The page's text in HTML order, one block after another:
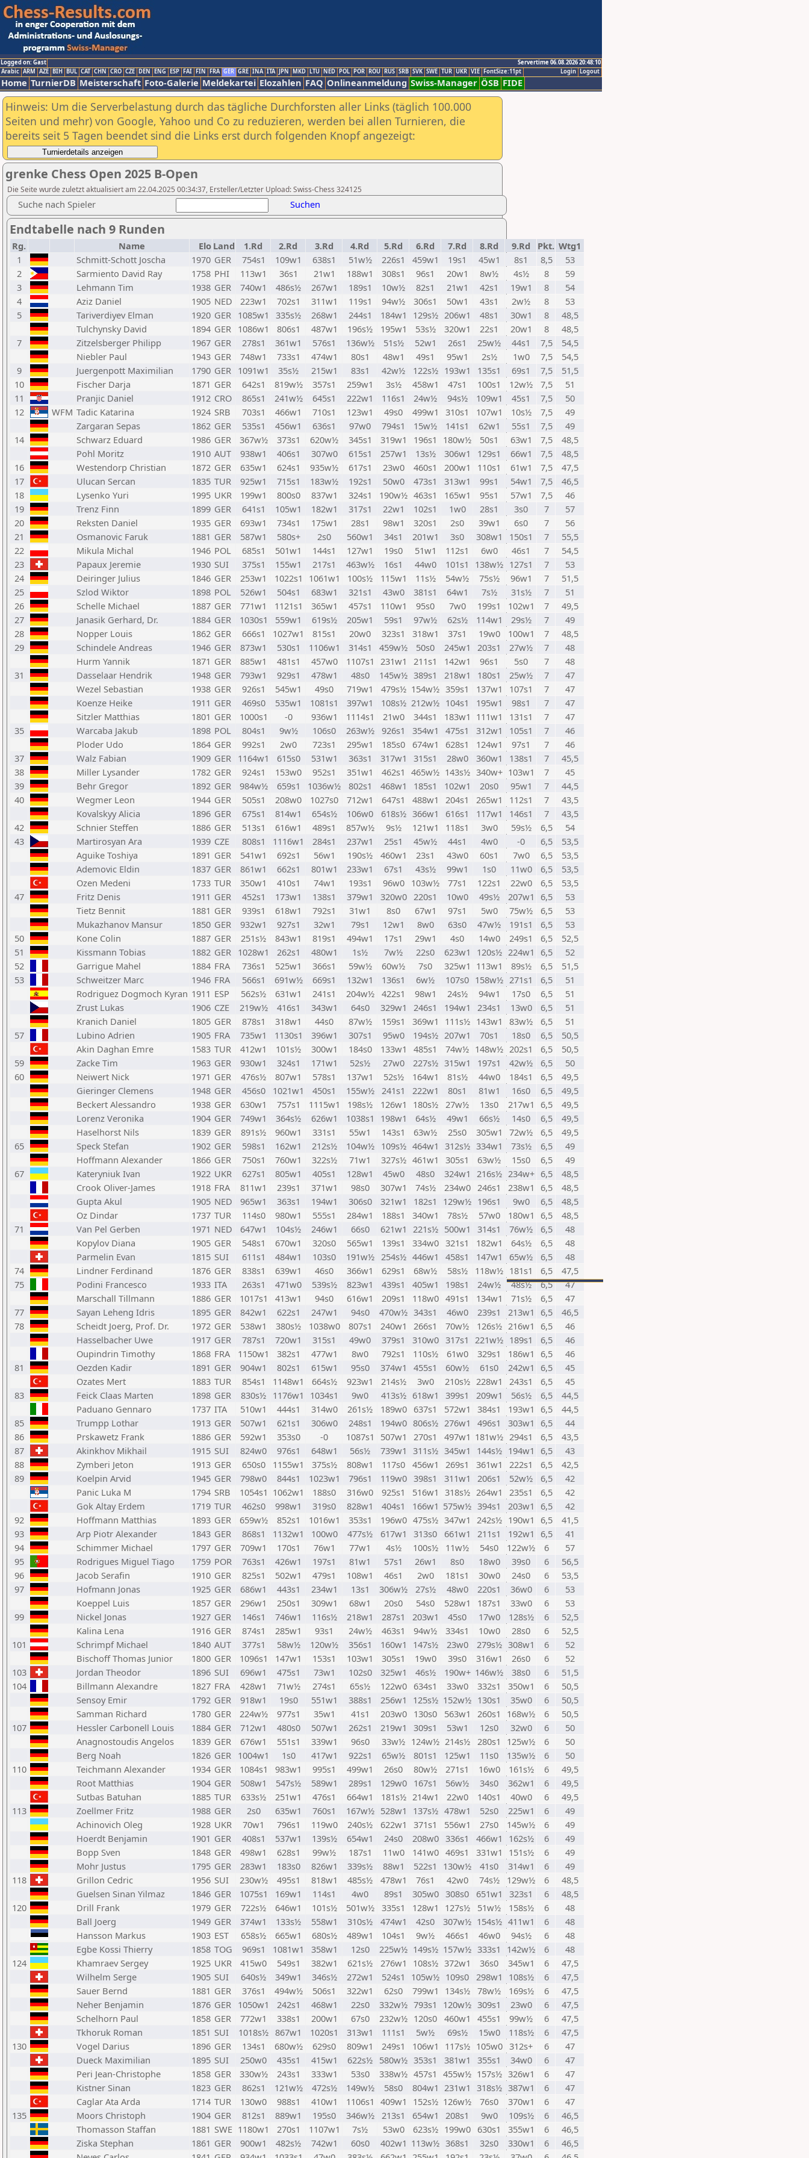
Logged on: Gast
Servertime 06.08.2026 20:48:10
Logout
Login
Arabic ARM AZE BIH BUL CAT CHN CRO CZE DEN ENG ESP FAI FIN FRA GER GRE INA ITA JPN MKD LTU NED POL POR ROU RUS SRB SVK SWE TUR UKR VIE FontSize:11pt
Home TurnierDB Meisterschaft Foto-Galerie Meldekartei Elozahlen FAQ Onlineanmeldung Swiss-Manager ÖSB FIDE
Hinweis: Um die Serverbelastung durch das tägliche Durchforsten aller Links (täglich 100.000
Seiten und mehr) von Google, Yahoo und Co zu reduzieren, werden bei allen Turnieren, die
bereits seit 5 Tagen beendet sind die Links erst durch folgenden Knopf angezeigt:
grenke Chess Open 2025 B-Open
Die Seite wurde zuletzt aktualisiert am 22.04.2025 00:34:37, Ersteller/Letzter Upload: Swiss-Chess 324125
Suche nach Spieler Suchen
Endtabelle nach 9 Runden
Rg. Name Elo Land 1.Rd 2.Rd 3.Rd 4.Rd 5.Rd 6.Rd 7.Rd 8.Rd 9.Rd Pkt. Wtg1
1
Schmitt-Schott Joscha 1970 GER 754s1 109w1 638s1 51w½ 226s1 459w1 19s1 45w1 8s1 8,5
53
2
Sarmiento David Ray 1758 PHI 113w1 36s1 21w1 188w1 308s1 96s1 20w1 8w½ 4s½ 8
59
3
Lehmann Tim 1938 GER 740w1 486s½ 267w1 189s1 10w½ 82s1 21w1 42s1 19w1 8
54
4
Aziz Daniel 1905 NED 223w1 702s1 311w1 119s1 94w½ 306s1 50w1 43s1 2w½ 8
53
5
Tariverdiyev Elman 1920 GER 1085w1 335s½ 268w1 244s1 184w1 129s½ 206w1 48s1 30w1 8
48,5
Tulchynsky David
1894 GER 1086w1 806s1 487w1 196s½ 195w1 53s½ 320w1 22s1 20w1 8
48,5
7
Zitzelsberger Philipp 1967 GER 278s1 361w1 576s1 136w½ 51s½ 52w1 26s1 25w½ 44s1 7,5
54,5
Niebler Paul
1943 GER 748w1 733s1 474w1 80s1 48w1 49s1 95w1 2s½ 1w0 7,5
54,5
9
Juergenpott Maximilian 1790 GER 1091w1 35s½ 215w1 83s1 42w½ 122s½ 193w1 135s1 69s1 7,5
51,5
10
Fischer Darja 1871 GER 642s1 819w½ 357s1 259w1 3s½ 458w1 47s1 100s1 12w½ 7,5
51
11
Pranjic Daniel 1912 CRO 865s1 241w½ 645s1 222w1 116s1 24w½ 94s½ 109w1 45s1 7,5
50
12
WFM Tadic Katarina 1924 SRB 703s1 466w1 710s1 123w1 49s0 499w1 310s1 107w1 10s½ 7,5
49
Zargaran Sepas
1862 GER 535s1 456w1 636s1 97w0 794s1 15w½ 141s1 62w1 55s1 7,5
49
14
Schwarz Eduard 1986 GER 367w½ 373s1 620w½ 345s1 319w1 196s1 180w½ 50s1 63w1 7,5
48,5
Pohl Moritz
1910 AUT 938w1 406s1 307w0 615s1 257w1 13s½ 306w1 129s1 66w1 7,5
48,5
16
Westendorp Christian 1872 GER 635w1 624s1 935w½ 617s1 23w0 460s1 200w1 110s1 61w1 7,5
47,5
17
Ulucan Sercan 1835 TUR 925w1 715s1 183w½ 192s1 50w0 473s1 313w1 99s1 54w1 7,5
46,5
18
Lysenko Yuri 1995 UKR 199w1 800s0 837w1 324s1 190w½ 463s1 165w1 95s1 57w1 7,5
46
19
Trenz Finn 1899 GER 641s1 105w1 182w1 317s1 22w1 102s1 1w0 28s1 3s0 7
57
20
Reksten Daniel 1935 GER 693w1 734s1 175w1 28s1 98w1 320s1 2s0 39w1 6s0 7
56
21
Osmanovic Faruk 1881 GER 587w1 580s+ 2s0 560w1 34s1 201w1 3s0 308w1 150s1 7
55,5
22
Mikula Michal 1946 POL 685s1 501w1 144s1 127w1 19s0 51w1 112s1 6w0 46s1 7
54,5
23
Papaux Jeremie 1930 SUI 375s1 155w1 217s1 463w½ 16s1 44w0 101s1 138w½ 127s1 7
53
24
Deiringer Julius 1846 GER 253w1 1022s1 1061w1 100s½ 115w1 11s½ 54w½ 75s½ 96w1 7
51,5
25
Szlod Wiktor 1898 POL 526w1 504s1 683w1 321s1 43w0 381s1 64w1 7s½ 31s½ 7
51
26
Schelle Michael 1887 GER 771w1 1121s1 365w1 457s1 110w1 95s0 7w0 199s1 102w1 7
49,5
27
Janasik Gerhard, Dr. 1884 GER 1030s1 559w1 619s½ 205w1 59s1 97w½ 62s½ 114w1 29s½ 7
49
28
Nopper Louis 1862 GER 666s1 1027w1 815s1 20w0 323s1 318w1 37s1 19w0 100w1 7
48,5
29
Schindele Andreas 1946 GER 873w1 530s1 1106w1 314s1 459w½ 50s0 245w1 203s1 27w½ 7
48
Hurm Yannik
1871 GER 885w1 481s1 457w0 1107s1 231w1 211s1 142w1 96s1 5s0 7
48
31
Dasselaar Hendrik 1948 GER 793w1 929s1 478w1 48s0 145w½ 389s1 218w1 180s1 25w½ 7
47
Wezel Sebastian
1938 GER 926s1 545w1 49s0 719w1 479s½ 154w½ 359s1 137w1 107s1 7
47
Koenze Heike
1911 GER 469s0 535w1 1081s1 397w1 108s½ 212w½ 104s1 195w1 98s1 7
47
Sitzler Matthias
1801 GER 1000s1 -0 936w1 1114s1 21w0 344s1 183w1 111w1 131s1 7
47
35
Warcaba Jakub 1898 POL 804s1 9w½ 106s0 263w½ 926s1 354w1 475s1 312w1 105s1 7
46
Ploder Udo
1864 GER 992s1 2w0 723s1 295w1 185s0 674w1 628s1 124w1 97s1 7
46
37
Walz Fabian 1909 GER 1164w1 615s0 531w1 363s1 317w1 315s1 28w0 360w1 138s1 7
45,5
38
Miller Lysander 1782 GER 924s1 153w0 952s1 351w1 462s1 465w½ 143s½ 340w+ 103w1 7
45
39
Behr Gregor 1892 GER 984w½ 659s1 1036w½ 802s1 468w1 185s1 102w1 20s0 95w1 7
44,5
40
Wegmer Leon 1944 GER 505s1 208w0 1027s0 712w1 647s1 488w1 204s1 265w1 112s1 7
43,5
Kovalskyy Alicia
1896 GER 675s1 814w1 654s½ 106w0 618s½ 366w1 616s1 117w1 146s1 7
43,5
42
Schnier Steffen 1886 GER 513s1 616w1 489s1 857w½ 9s½ 121w1 118s1 3w0 59s½ 6,5
54
43
Martirosyan Ara 1939 CZE 808s1 1116w1 284s1 237w1 25s1 45w½ 44s1 4w0 -0 6,5
53,5
Aguike Toshiya
1891 GER 541w1 692s1 56w1 190s½ 460w1 23s1 43w0 60s1 7w0 6,5
53,5
Ademovic Eldin
1837 GER 861w1 662s1 801w1 233w1 67s1 43s½ 99w1 1s0 11w0 6,5
53,5
Ozen Medeni
1733 TUR 350w1 410s1 74w1 193s1 96w0 103w½ 77s1 122s1 22w0 6,5
53,5
47
Fritz Denis 1911 GER 452s1 173w1 138s1 379w1 320w0 220s1 10w0 49s½ 207w1 6,5
53
Tietz Bennit
1881 GER 939s1 618w1 792s1 31w1 8s0 67w1 97s1 5w0 75w½ 6,5
53
Mukazhanov Mansur
1850 GER 932w1 927s1 32w1 79s1 12w1 8w0 63s0 47w½ 191s1 6,5
53
50
Kone Colin 1887 GER 251s½ 843w1 819s1 494w1 17s1 29w1 4s0 14w0 249s1 6,5
52,5
51
Kissmann Tobias 1882 GER 1028w1 262s1 480w1 1s½ 7w½ 22s0 623w1 120s½ 224w1 6,5
52
52
Garrigue Mahel 1884 FRA 736s1 525w1 366s1 59w½ 60w½ 7s0 325w1 113w1 89s½ 6,5
51,5
53
Schweitzer Marc 1946 FRA 566s1 691w½ 669s1 132w1 136s1 6w½ 107s0 158w½ 271s1 6,5
51
Rodriguez Dogmoch Kyran 1911 ESP 562s½ 631w1 241s1 204w½ 422s1 98w1 24s½ 94w1 17s0 6,5
51
Zrust Lukas
1906 CZE 219w½ 416s1 343w1 64s0 329w1 246s1 194w1 234s1 13w0 6,5
51
Kranich Daniel
1805 GER 878s1 318w1 44s0 87w½ 159s1 369w1 111s½ 143w1 83w½ 6,5
51
57
Lubino Adrien 1905 FRA 735w1 1130s1 396w1 307s1 95w0 194s½ 207w1 70s1 18s0 6,5
50,5
Akin Daghan Emre
1583 TUR 412w1 101s½ 300w1 184s0 133w1 485s1 74w½ 148w½ 202s1 6,5
50,5
59
Zacke Tim 1963 GER 930w1 324s1 171w1 52s½ 27w0 227s½ 315w1 197s1 42w½ 6,5
50
60
Neiwert Nick 1971 GER 476s½ 807w1 578s1 137w1 52s½ 164w1 81s½ 44w0 184s1 6,5
49,5
Gieringer Clemens
1948 GER 456s0 1021w1 450s1 155w½ 241s1 222w1 80s1 81w1 16s0 6,5
49,5
Beckert Alessandro
1938 GER 630w1 757s1 1115w1 198s½ 126w1 180s½ 27w½ 13s0 217w1 6,5
49,5
Lorenz Veronika
1904 GER 749w1 364s½ 626w1 1038s1 198w1 64s½ 49w1 66s½ 14s0 6,5
49,5
Haselhorst Nils
1839 GER 891s½ 960w1 331s1 55w1 143s1 63w½ 25s0 305w1 72w½ 6,5
49,5
65
Speck Stefan 1902 GER 598s1 162w1 212s½ 104w½ 109s½ 464w1 312s½ 334w1 73s½ 6,5
49
Hoffmann Alexander
1866 GER 750s1 760w1 322s½ 71w1 327s½ 461w1 305s1 63w½ 15s0 6,5
49
67
Kateryniuk Ivan 1922 UKR 627s1 805w1 405s1 128w1 45w0 48s0 324w1 216s½ 234w+ 6,5
48,5
Crook Oliver-James
1918 FRA 811w1 239s1 371w1 98s0 307w1 74s½ 234w0 246s1 238w1 6,5
48,5
Gupta Akul
1905 NED 965w1 363s1 194w1 306s0 321w1 182s1 129w½ 196s1 9w0 6,5
48,5
Oz Dindar
1737 TUR 114s0 980w1 555s1 284w1 188s1 340w1 78s½ 57w0 180w1 6,5
48,5
71
Van Pel Gerben 1971 NED 647w1 104s½ 246w1 66s0 621w1 221s½ 500w1 314s1 76w½ 6,5
48
Kopylov Diana
1905 GER 548s1 670w1 320s0 565w1 139s1 334w0 321s1 182w1 64s½ 6,5
48
Parmelin Evan
1815 SUI 611s1 484w1 103s0 191w½ 254s½ 446w1 458s1 147w1 65w½ 6,5
48
74
Lindner Ferdinand 1876 GER 838s1 639w1 46s0 366w1 629s1 68w½ 58s½ 118w½ 181s1 6,5
47,5
75
Podini Francesco 1933 ITA 263s1 471w0 539s½ 823w1 439s1 405w1 198s1 24w½ 48s½ 6,5
47
Marschall Tillmann
1886 GER 1017s1 413w1 94s0 616w1 209s1 118w0 491s1 134w1 71s½ 6,5
47
77
Sayan Leheng Idris 1895 GER 842w1 622s1 247w1 94s0 470w½ 343s1 46w0 239s1 213w1 6,5
46,5
78
Scheidt Joerg, Prof. Dr. 1972 GER 538w1 380s½ 1038w0 807s1 240w1 266s1 70w½ 126s½ 216w1 6,5
46
Hasselbacher Uwe
1917 GER 787s1 720w1 315s1 49w0 379s1 310w0 317s1 221w½ 189s1 6,5
46
Oupindrin Timothy
1868 FRA 1150w1 382s1 477w1 8w0 792s1 110s½ 61w0 329s1 186w1 6,5
46
81
Oezden Kadir 1891 GER 904w1 802s1 615w1 95s0 374w1 455s1 60w½ 61s0 242w1 6,5
45
Ozates Mert
1883 TUR 854s1 1148w1 664s½ 923w1 214s½ 3w0 210s½ 228w1 243s1 6,5
45
83
Feick Claas Marten 1898 GER 830s½ 1176w1 1034s1 9w0 413s½ 618w1 399s1 209w1 56s½ 6,5
44,5
Paduano Gennaro
1737 ITA 510w1 444s1 314w0 261s½ 189w0 637s1 572w1 384s1 193w1 6,5
44,5
85
Trumpp Lothar 1913 GER 507w1 621s1 306w0 248s1 194w0 806s½ 276w1 496s1 303w1 6,5
44
86
Prskawetz Frank 1886 GER 592w1 353s0 -0 1087s1 507w1 270s1 497w1 181w½ 294s1 6,5
43,5
87
Akinkhov Mikhail 1915 SUI 824w0 976s1 648w1 56s½ 739w1 311s½ 345w1 144s½ 194w1 6,5
43
88
Zymberi Jeton 1913 GER 650s0 1155w1 375s½ 808w1 117s0 456w1 269s1 361w1 222s1 6,5
42,5
89
Koelpin Arvid 1945 GER 798w0 844s1 1023w1 796s1 119w0 398s1 311w1 206s1 52w½ 6,5
42
Panic Luka M
1794 SRB 1054s1 1062w1 188s0 316w0 925s1 516w1 318s½ 264w1 235s1 6,5
42
Gok Altay Erdem
1719 TUR 462s0 998w1 319s0 828w1 404s1 166w1 575w½ 394s1 203w1 6,5
42
92
Hoffmann Matthias 1893 GER 659w½ 852s1 1016w1 353s1 196w0 475s½ 347w1 242s½ 190w1 6,5
41,5
93
Arp Piotr Alexander 1843 GER 868s1 1132w1 100w0 477s½ 617w1 313s0 661w1 211s1 192w1 6,5
41
94
Schimmer Michael 1797 GER 709w1 170s1 76w1 77w1 4s½ 100s½ 11w½ 54s0 122w½ 6
57
95
Rodrigues Miguel Tiago 1759 POR 763s1 426w1 197s1 81w1 57s1 26w1 8s0 18w0 39s0 6
56,5
96
Jacob Serafin 1910 GER 825s1 502w1 479s1 108w1 46s1 2w0 181s1 30w0 24s0 6
53,5
97
Hofmann Jonas 1925 GER 686w1 443s1 234w1 13s1 306w½ 27s½ 48w0 220s1 36w0 6
53
Koeppel Luis
1857 GER 296w1 250s1 309w1 68w1 20s0 54s0 528w1 187s1 33w0 6
53
99
Nickel Jonas 1927 GER 146s1 746w1 116s½ 218w1 287s1 203w1 45s0 17w0 128s½ 6
52,5
Kalina Lena
1916 GER 874s1 285w1 93s1 24w½ 463s1 94w½ 334s1 10w0 28s0 6
52,5
101
Schrimpf Michael 1840 AUT 377s1 58w½ 120w½ 356s1 160w1 147s½ 23w0 279s½ 308w1 6
52
Bischoff Thomas Junior
1800 GER 1096s1 147w1 153s1 103w1 305s1 19w0 39s0 316w1 26s0 6
52
103
Jordan Theodor 1896 SUI 696w1 475s1 73w1 102s0 325w1 46s½ 190w+ 146w½ 38s0 6
51,5
104
Billmann Alexandre 1827 FRA 428w1 71w½ 274s1 65s½ 122w0 634s1 33w0 332s1 350w1 6
50,5
Sensoy Emir
1792 GER 918w1 19s0 551w1 388s1 256w1 125s½ 152w½ 130s1 35w0 6
50,5
Samman Richard
1780 GER 224w½ 977s1 35w1 41s1 203w0 130s0 563w1 260s1 168w½ 6
50,5
107
Hessler Carbonell Louis 1884 GER 712w1 480s0 507w1 262s1 219w1 309s1 53w1 12s0 32w0 6
50
Anagnostoudis Angelos
1839 GER 676w1 551s1 339w1 96s0 33w½ 124w½ 214s½ 280s1 125w½ 6
50
Berg Noah
1826 GER 1004w1 1s0 417w1 922s1 65w½ 801s1 125w1 11s0 135w½ 6
50
110
Teichmann Alexander 1934 GER 1084s1 983w1 995s1 499w1 26s0 80w½ 271s1 16w0 161s½ 6
49,5
Root Matthias
1904 GER 508w1 547s½ 589w1 289s1 129w0 167s1 56w½ 34s0 362w1 6
49,5
Sutbas Batuhan
1885 TUR 633s½ 251w1 476s1 664w1 181s½ 214w1 22w0 140s1 40w0 6
49,5
113
Zoellmer Fritz 1988 GER 2s0 635w1 760s1 167w½ 528w1 137s½ 478w1 52s0 225w1 6
49
Achinovich Oleg
1928 UKR 70w1 796s1 119w0 240s½ 622w1 371s1 556w1 27s0 145w½ 6
49
Hoerdt Benjamin
1901 GER 408s1 537w1 139s½ 654w1 24s0 208w0 336s1 466w1 162s½ 6
49
Bopp Sven
1848 GER 498w1 628s1 99w½ 187s1 11w0 141w0 469s1 331w1 151s½ 6
49
Mohr Justus
1795 GER 283w1 183s0 826w1 339s½ 88w1 522s1 130w½ 41s0 314w1 6
49
118
Grillon Cedric 1956 SUI 230w½ 495s1 818w1 485s½ 478w1 76s1 42w0 74s½ 129w½ 6
48,5
Guelsen Sinan Yilmaz
1846 GER 1075s1 169w1 114s1 4w0 89s1 305w0 308s0 651w1 323s1 6
48,5
120
Drill Frank 1979 GER 722s½ 646w1 101s½ 501w½ 335s1 128w1 127s½ 51w½ 158s½ 6
48
Ball Joerg
1949 GER 374w1 133s½ 558w1 310s½ 474w1 42s0 307w½ 154s½ 411w1 6
48
Hansson Markus
1903 EST 658s½ 665w1 680s½ 489w1 104s1 9w½ 466s1 46w0 94s½ 6
48
Egbe Kossi Thierry
1858 TOG 969s1 1081w1 358w1 12s0 225w½ 149s½ 157w½ 333s1 142w½ 6
48
124
Khamraev Sergey 1925 UKR 415w0 549s1 382w1 621s½ 276w1 108s½ 372w1 36s0 345w1 6
47,5
Wilhelm Serge
1905 SUI 640s½ 349w1 346s½ 272w1 524s1 105w½ 109s0 298w1 108s½ 6
47,5
Sauer Bernd
1881 GER 376s1 494w½ 506s1 322w1 62s0 799w1 134s½ 78w½ 169s½ 6
47,5
Neher Benjamin
1876 GER 1050w1 242s1 468w1 22s0 332w½ 793s1 120w½ 309s1 23w0 6
47,5
Schelhorn Paul
1858 GER 772w1 338s1 200w1 67s0 232w½ 120s0 460w1 455s1 99w½ 6
47,5
Tkhoruk Roman
1851 SUI 1018s½ 867w1 1020s1 313w1 111s1 5w½ 69s½ 15w0 118s½ 6
47,5
130
Vogel Darius 1896 GER 134s1 680w½ 629s0 809w1 249s1 106w1 117s½ 105w0 312s+ 6
47
Dueck Maximilian
1895 SUI 250w0 435s1 415w1 622s½ 580w½ 353s1 381w1 355s1 34w0 6
47
Peri Jean-Christophe
1858 GER 330w½ 243s1 333w1 53s0 338w½ 457s1 455w½ 157s½ 326w1 6
47
Kistner Sinan
1823 GER 862s1 121w½ 472s½ 149w½ 58s0 804w1 231w1 318s½ 387w1 6
47
Caglar Ata Arda
1714 TUR 130w0 988s1 410w1 1106s1 409w1 152s½ 126w½ 76s0 370w1 6
47
135
Moors Christoph 1904 GER 812s1 889w1 195s0 346w½ 213s1 654w1 208s1 9w0 109s½ 6
46,5
Thomasson Staffan
1881 SWE 1180w1 270s1 1107w1 7s½ 53w0 623s½ 199w0 630s1 355w1 6
46,5
Ziska Stephan
1861 GER 900w1 482s½ 742w1 60s0 402w1 113w½ 368s1 32s0 330w1 6
46,5